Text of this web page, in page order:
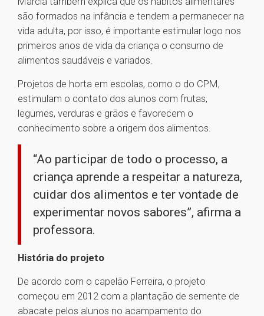
são formados na infância e tendem a permanecer na
vida adulta, por isso, é importante estimular logo nos
primeiros anos de vida da criança o consumo de
alimentos saudáveis e variados.
Projetos de horta em escolas, como o do CPM,
estimulam o contato dos alunos com frutas,
legumes, verduras e grãos e favorecem o
conhecimento sobre a origem dos alimentos.
“Ao participar de todo o processo, a
criança aprende a respeitar a natureza,
cuidar dos alimentos e ter vontade de
experimentar novos sabores”, afirma a
professora.
História do projeto
De acordo com o capelão Ferreira, o projeto
começou em 2012 com a plantação de semente de
abacate pelos alunos no acampamento do